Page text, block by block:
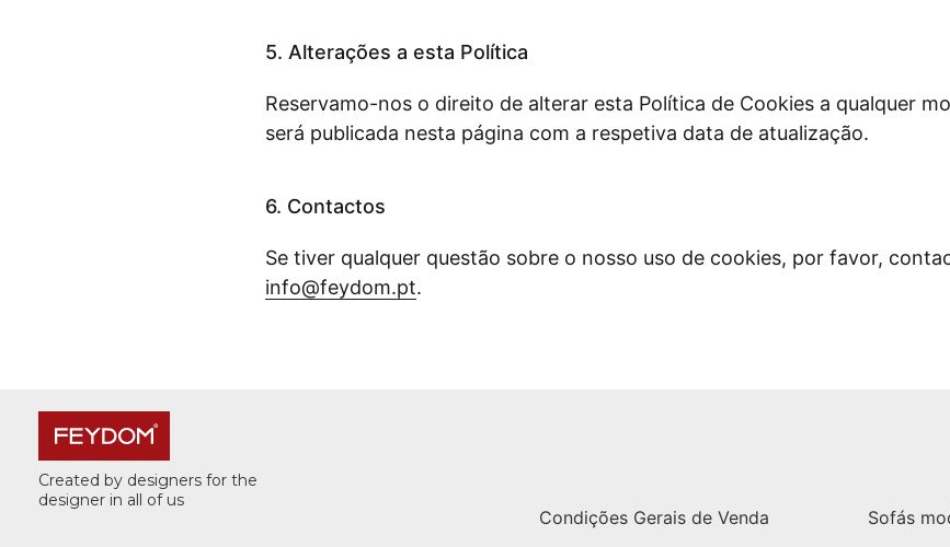
5. Alterações a esta Política
Reservamo-nos o direito de alterar esta Política de Cookies a qualquer
será publicada nesta página com a respetiva data de atualização.
6. Contactos
Se tiver qualquer questão sobre o nosso uso de cookies, por favor,
info@feydom.pt.
Created by designers for the
designer in all of us
Condições Gerais de Venda
Sofás